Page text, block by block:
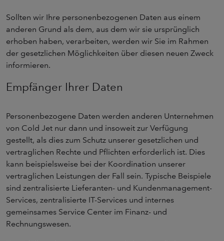
Sollten wir Ihre personenbezogenen Daten aus einem
anderen Grund als dem, aus dem wir sie ursprünglich
erhoben haben, verarbeiten, werden wir Sie im Rahmen
der gesetzlichen Möglichkeiten über diesen neuen Zweck
informieren.
Empfänger Ihrer Daten
Personenbezogene Daten werden anderen Unternehmen
von Cold Jet nur dann und insoweit zur Verfügung
gestellt, als dies zum Schutz unserer gesetzlichen und
vertraglichen Rechte und Pflichten erforderlich ist. Dies
kann beispielsweise bei der Koordination unserer
vertraglichen Leistungen der Fall sein. Typische Beispiele
sind zentralisierte Lieferanten- und Kundenmanagement-
Services, zentralisierte IT-Services und internes
gemeinsames Service Center im Finanz- und
Rechnungswesen.